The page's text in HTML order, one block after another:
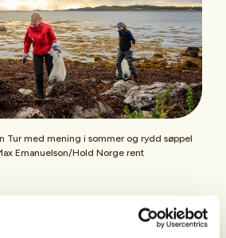
Tur med mening i sommer og rydd søppel
Emanuelson/Hold Norge rent